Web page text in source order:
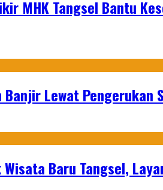
MHK Tangsel Bantu
Lewat Pengerukan
Wisata Baru Tangsel,